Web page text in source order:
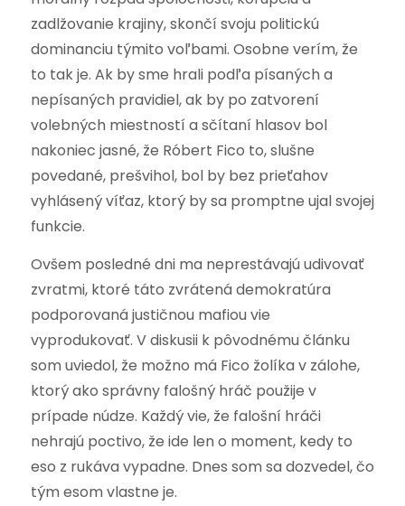
zadlžovanie krajiny, skončí svoju politickú
dominanciu týmito voľbami. Osobne verím, že
to tak je. Ak by sme hrali podľa písaných a
nepísaných pravidiel, ak by po zatvorení
volebných miestností a sčítaní hlasov bol
nakoniec jasné, že Róbert Fico to, slušne
povedané, prešvihol, bol by bez prieťahov
vyhlásený víťaz, ktorý by sa promptne ujal svojej
funkcie.
Ovšem posledné dni ma neprestávajú udivovať
zvratmi, ktoré táto zvrátená demokratúra
podporovaná justičnou mafiou vie
vyprodukovať. V diskusii k pôvodnému článku
som uviedol, že možno má Fico žolíka v zálohe,
ktorý ako správny falošný hráč použije v
prípade núdze. Každý vie, že falošní hráči
nehrajú poctivo, že ide len o moment, kedy to
eso z rukáva vypadne. Dnes som sa dozvedel, čo
tým esom vlastne je.